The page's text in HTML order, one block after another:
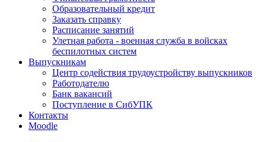
Образовательный кредит
Заказать справку
Расписание занятий
Улетная работа - военная служба в войсках
беспилотных систем
Выпускникам
Центр содействия трудоустройству выпускников
Работодателю
Банк вакансий
Поступление в СибУПК
Контакты
Moodle